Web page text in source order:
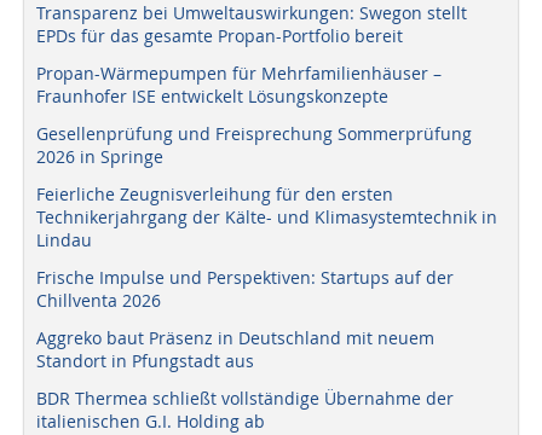
Transparenz bei Umweltauswirkungen: Swegon stellt
EPDs für das gesamte Propan-Portfolio bereit
Propan-Wärmepumpen für Mehrfamilienhäuser –
Fraunhofer ISE entwickelt Lösungskonzepte
Gesellenprüfung und Freisprechung Sommerprüfung
2026 in Springe
Feierliche Zeugnisverleihung für den ersten
Technikerjahrgang der Kälte- und Klimasystemtechnik in
Lindau
Frische Impulse und Perspektiven: Startups auf der
Chillventa 2026
Aggreko baut Präsenz in Deutschland mit neuem
Standort in Pfungstadt aus
BDR Thermea schließt vollständige Übernahme der
italienischen G.I. Holding ab